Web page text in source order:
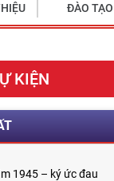
ĐÀO
KIỆN
1945 – ký ức đau